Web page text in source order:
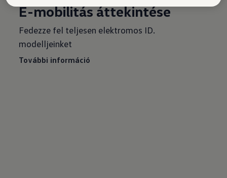
E-mobilitás áttekintése
Fedezze fel teljesen elektromos ID.
modelljeinket
További információ